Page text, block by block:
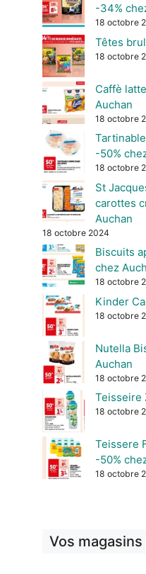
-34%
18 octobre
Têtes
18 octobre
Caffè
Auchan
18 octobre
-50%
18 octobre
St
carottes
Auchan
18 octobre 2024
Biscuits
chez
18 octobre
Kinder
18 octobre
Nutella
Auchan
18 octobre
Teisseire
18 octobre
Teissere
-50%
18 octobre
Vos